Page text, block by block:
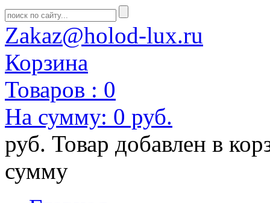
Zakaz@holod-lux.ru
Корзина
Товаров : 0
На сумму: 0 руб.
руб. Товар добавлен в
сумму